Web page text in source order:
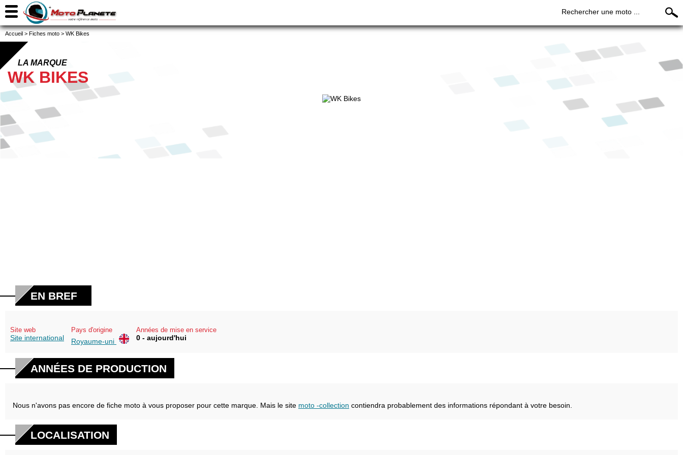
Rechercher une moto ...
Accueil > Fiches moto > WK Bikes
LA MARQUE
WK BIKES
EN BREF
Site web
Site international
Pays d'origine
Royaume-uni
Années de mise en service
0 - aujourd'hui
ANNÉES DE PRODUCTION
Nous n'avons pas encore de fiche moto à vous proposer pour cette marque. Mais le site moto -collection contiendra probablement des informations répondant à votre besoin.
LOCALISATION